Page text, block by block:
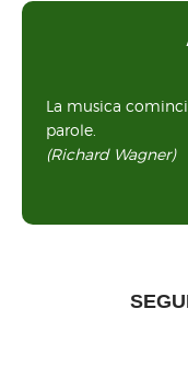
La musica
parole.
(Richard Wagner)